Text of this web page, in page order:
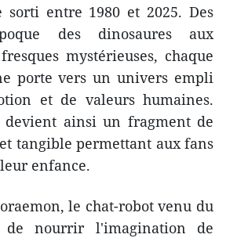
sorti entre 1980 et 2025. Des
des dinosaures aux
mystérieuses, chaque
porte vers un univers empli
et de valeurs humaines.
devient ainsi un fragment de
tangible permettant aux fans
enfance.
le chat-robot venu du
de nourrir l'imagination de